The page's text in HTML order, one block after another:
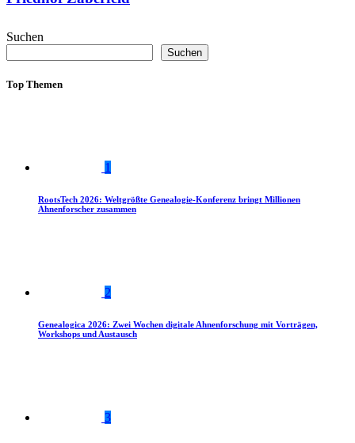
Suchen
Suchen
Top Themen
1
RootsTech 2026: Weltgrößte Genealogie-Konferenz bringt Millionen
Ahnenforscher zusammen
2
Genealogica 2026: Zwei Wochen digitale Ahnenforschung mit Vorträgen,
Workshops und Austausch
3